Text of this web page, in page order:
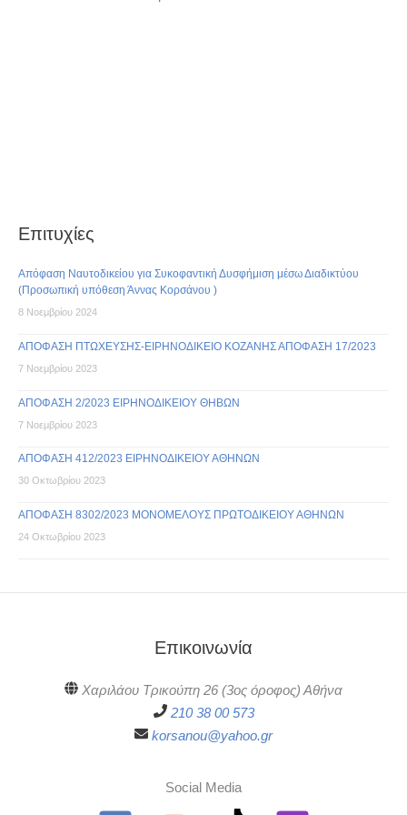
Επιτυχίες
Απόφαση Ναυτοδικείου για Συκοφαντική Δυσφήμιση μέσω Διαδικτύου
(Προσωπική υπόθεση Άννας Κορσάνου )
8 Νοεμβρίου 2024
ΑΠΟΦΑΣΗ ΠΤΩΧΕΥΣΗΣ-ΕΙΡΗΝΟΔΙΚΕΙΟ ΚΟΖΑΝΗΣ ΑΠΟΦΑΣΗ 17/2023
7 Νοεμβρίου 2023
ΑΠΟΦΑΣΗ 2/2023 ΕΙΡΗΝΟΔΙΚΕΙΟΥ ΘΗΒΩΝ
7 Νοεμβρίου 2023
ΑΠΟΦΑΣΗ 412/2023 ΕΙΡΗΝΟΔΙΚΕΙΟΥ ΑΘΗΝΩΝ
30 Οκτωβρίου 2023
ΑΠΟΦΑΣΗ 8302/2023 ΜΟΝΟΜΕΛΟΥΣ ΠΡΩΤΟΔΙΚΕΙΟΥ ΑΘΗΝΩΝ
24 Οκτωβρίου 2023
Επικοινωνία
Χαριλάου Τρικούπη 26 (3ος όροφος) Αθήνα
210 38 00 573
korsanou@yahoo.gr
Social Media